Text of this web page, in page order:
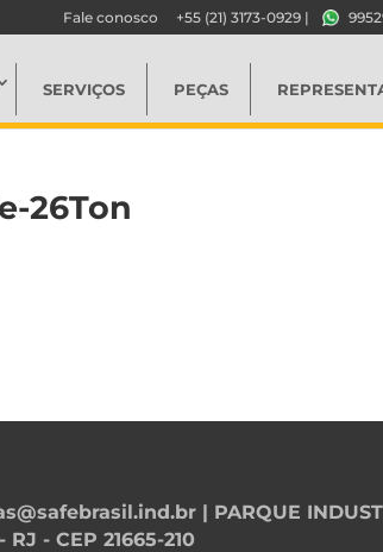
Fale conosco +55 (21) 3173-0929 |
SERVIÇOS PEÇAS
26Ton
| PARQUE
RJ - CEP 21665-210